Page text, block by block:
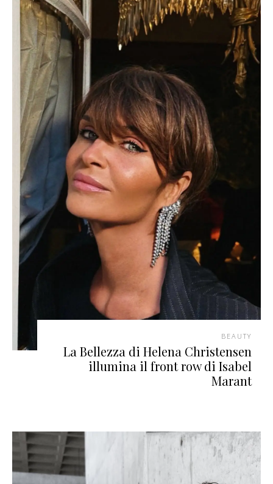
BEAUTY
La Bellezza di Helena Christensen
illumina il front row di Isabel
Marant